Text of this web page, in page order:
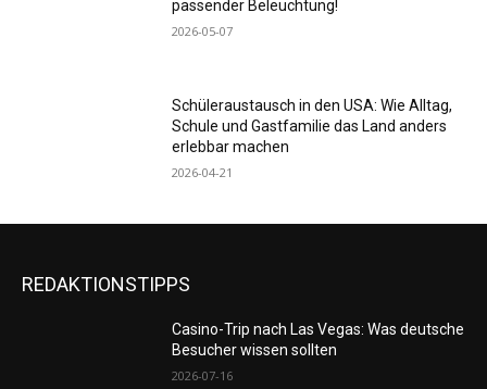
passender Beleuchtung!
2026-05-07
Schüleraustausch in den USA: Wie Alltag,
Schule und Gastfamilie das Land anders
erlebbar machen
2026-04-21
REDAKTIONSTIPPS
Casino-Trip nach Las Vegas: Was deutsche
Besucher wissen sollten
2026-07-16